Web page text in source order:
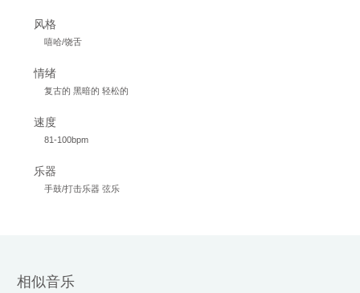
风格
嘻哈/饶舌
情绪
复古的 黑暗的 轻松的
速度
81-100bpm
乐器
手鼓/打击乐器 弦乐
相似音乐